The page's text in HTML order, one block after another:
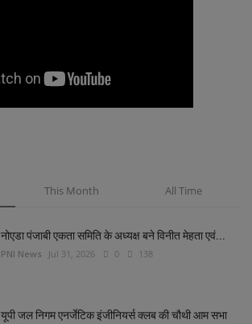
This Month All Time
नोएडा पंजाबी एकता समिति के अध्यक्ष बने विनीत मेहता एवं...
PNI News Jul 31, 2026 0 138
यूपी जल निगम एनर्जेटिक इंजीनियर्स क्लब की चौथी आम सभा